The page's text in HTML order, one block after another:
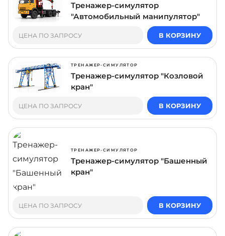
Тренажер-симулятор
"Автомобильный манипулятор"
ЦЕНА ПО ЗАПРОСУ В КОРЗИНУ
ТРЕНАЖЕР-СИМУЛЯТОР
Тренажер-симулятор "Козловой
кран"
ЦЕНА ПО ЗАПРОСУ В КОРЗИНУ
ТРЕНАЖЕР-СИМУЛЯТОР
Тренажер-симулятор "Башенный
кран"
ЦЕНА ПО ЗАПРОСУ В КОРЗИНУ